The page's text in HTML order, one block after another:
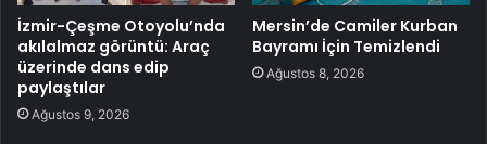
İzmir-Çeşme Otoyolu’nda
akılalmaz görüntü: Araç
üzerinde dans edip
paylaştılar
Ağustos 9, 2026
Mersin’de Camiler Kurban
Bayramı İçin Temizlendi
Ağustos 8, 2026